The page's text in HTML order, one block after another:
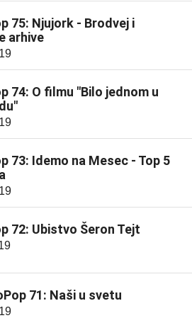
75: Njujork - Brodvej i
arhive
74: O filmu "Bilo jednom u
73: Idemo na Mesec - Top 5
72: Ubistvo Šeron Tejt
71: Naši u svetu